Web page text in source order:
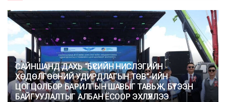
САЙНШАНД ДАХЬ “БҮСИЙН НИСЛЭГИЙН
ХӨДӨЛГӨӨНИЙ УДИРДЛАГЫН ТӨВ”-ИЙН
ЦОГЦОЛБОР БАРИЛГЫН ШАВЫГ ТАВЬЖ, БҮТЭЭН
БАЙГУУЛАЛТЫГ АЛБАН ЁСООР ЭХЛҮҮЛЛЭЭ